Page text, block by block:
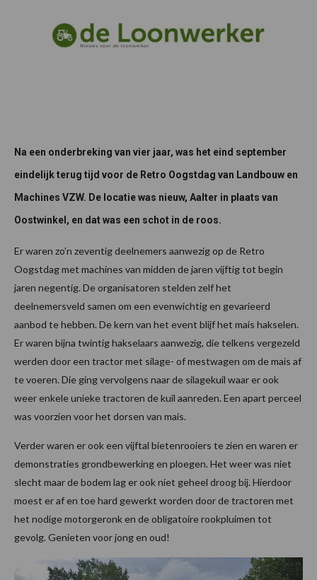
Na een onderbreking van vier jaar, was het eind september
eindelijk terug tijd voor de Retro Oogstdag van Landbouw en
Machines VZW. De locatie was nieuw, Aalter in plaats van
Oostwinkel, en dat was een schot in de roos.
Er waren zo’n zeventig deelnemers aanwezig op de Retro
Oogstdag met machines van midden de jaren vijftig tot begin
jaren negentig. De organisatoren stelden zelf het
deelnemersveld samen om een evenwichtig en gevarieerd
aanbod te hebben. De kern van het event blijf het mais hakselen.
Er waren bijna twintig hakselaars aanwezig, die telkens vergezeld
werden door een tractor met silage- of mestwagen om de mais af
te voeren. Die ging vervolgens naar de silagekuil waar er ook
weer enkele unieke tractoren de kuil aanreden. Een apart perceel
was voorzien voor het dorsen van mais.
Verder waren er ook een vijftal bietenrooiers te zien en waren er
demonstraties grondbewerking en ploegen. Het weer was niet
slecht maar de bodem lag er ook niet geheel droog bij. Hierdoor
moest er af en toe hard gewerkt worden door de tractoren met
het nodige motorgeronk en de obligatoire rookpluimen tot
gevolg. Genieten voor jong en oud!